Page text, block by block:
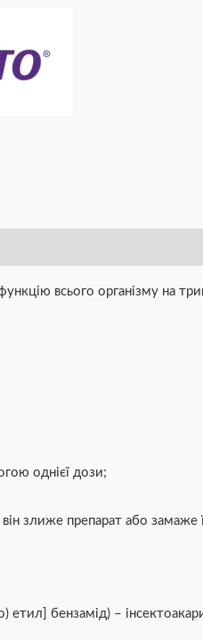
всього організму на
однієї дози;
злиже препарат або замаже
бензамід) –